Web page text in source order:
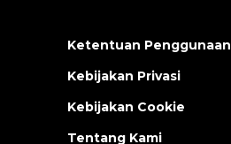
Ketentuan Penggunaan
Kebijakan Privasi
Kebijakan Cookie
Tentang Kami